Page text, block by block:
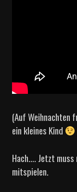
(Auf Weihnachten
ein kleines Kind
Hach…. Jetzt
mitspielen.